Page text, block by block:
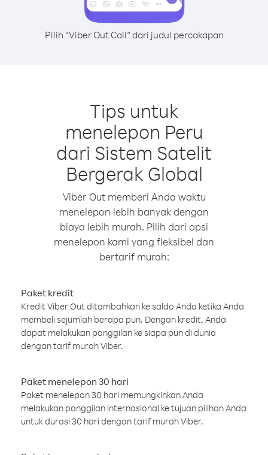
Pilih “Viber Out Call” dari judul percakapan
Tips untuk
menelepon Peru
dari Sistem Satelit
Bergerak Global
Viber Out memberi Anda waktu
menelepon lebih banyak dengan
biaya lebih murah. Pilih dari opsi
menelepon kami yang fleksibel dan
bertarif murah:
Paket kredit
Kredit Viber Out ditambahkan ke saldo Anda ketika Anda
membeli sejumlah berapa pun. Dengan kredit, Anda
dapat melakukan panggilan ke siapa pun di dunia
dengan tarif murah Viber.
Paket menelepon 30 hari
Paket menelepon 30 hari memungkinkan Anda
melakukan panggilan internasional ke tujuan pilihan Anda
untuk durasi 30 hari dengan tarif murah Viber.